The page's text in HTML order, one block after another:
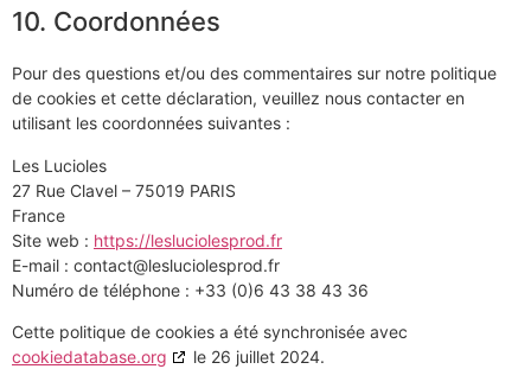
10. Coordonnées
Pour des questions et/ou des commentaires sur notre politique
de cookies et cette déclaration, veuillez nous contacter en
utilisant les coordonnées suivantes :
Les Lucioles
27 Rue Clavel – 75019 PARIS
France
Site web : https://lesluciolesprod.fr
E-mail : contact@lesluciolesprod.fr
Numéro de téléphone : +33 (0)6 43 38 43 36
Cette politique de cookies a été synchronisée avec
cookiedatabase.org
le 26 juillet 2024.